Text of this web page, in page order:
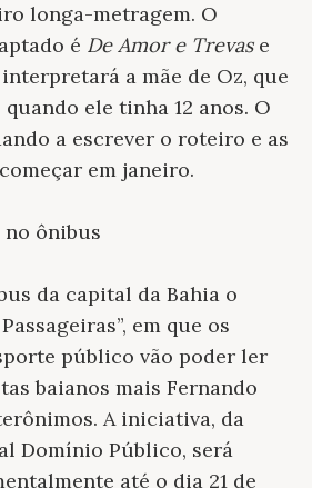
longa-metragem. O
é De Amor e Trevase
a mãe de Oz, que
ele tinha 12 anos. O
a escrever o roteiro e as
em janeiro.
no ônibus
da capital da Bahia o
em que os
público vão poder ler
baianos mais Fernando
A iniciativa, da
Domínio Público, será
até o dia 21 de